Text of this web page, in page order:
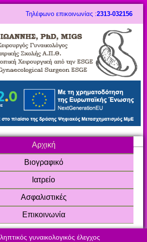
Τηλέφωνο επικοινωνίας :2313-032156
Αρχική
Βιογραφικό
Ιατρείο
Ασφαλιστικές
Επικοινωνία
γυναικολογικός έλεγχος